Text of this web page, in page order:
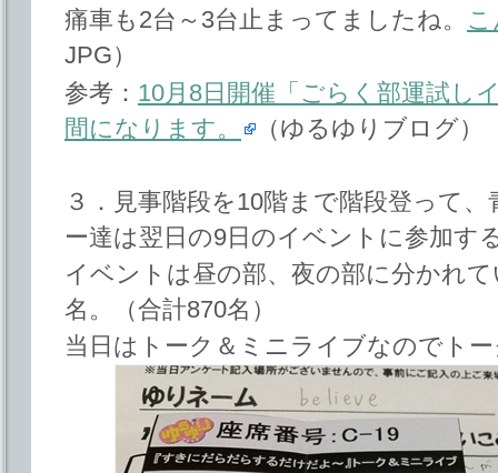
痛車も2台～3台止まってましたね。
JPG）
参考： 10月8日開催「ごらく部運試し
間になります。
（ゆるゆりブログ）
３．見事階段を10階まで階段登って
ー達は翌日の9日のイベントに参加す
イベントは昼の部、夜の部に分かれ
名。（合計870名）
当日はトーク＆ミニライブなのでト